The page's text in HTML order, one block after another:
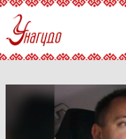
Перейти
содержимому